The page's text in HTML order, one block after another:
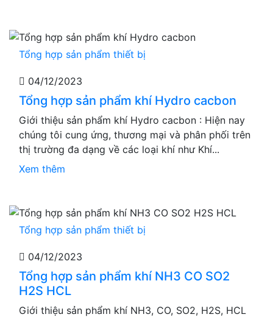
Tổng hợp sản phẩm thiết bị
04/12/2023
Tổng hợp sản phẩm khí Hydro cacbon
Giới thiệu sản phẩm khí Hydro cacbon : Hiện nay
chúng tôi cung ứng, thương mại và phân phối trên
thị trường đa dạng về các loại khí như Khí...
Xem thêm
Tổng hợp sản phẩm thiết bị
04/12/2023
Tổng hợp sản phẩm khí NH3 CO SO2
H2S HCL
Giới thiệu sản phẩm khí NH3, CO, SO2, H2S, HCL